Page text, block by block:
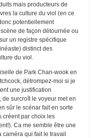
mais producteurs de
la culture du viol (en ce
potentiellement
de façon détournée ou
un registre spécifique
distinct des
du viol.
de Park Chan-wook en
détrompez-moi si je
une justification
surcroît le voyeur met en
sûr le scénar fait en sorte
créent par choix les
Ca me semble être une
qui fait le travail